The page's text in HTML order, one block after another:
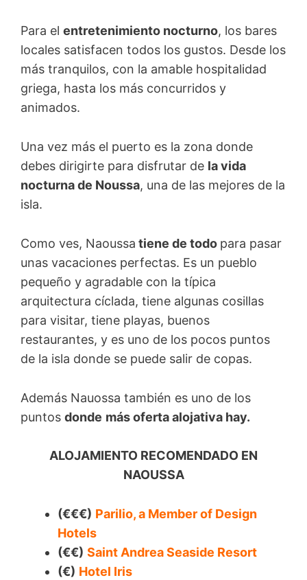
Para el entretenimiento nocturno, los bares
locales satisfacen todos los gustos. Desde los
más tranquilos, con la amable hospitalidad
griega, hasta los más concurridos y
animados.
Una vez más el puerto es la zona donde
debes dirigirte para disfrutar de la vida
nocturna de Noussa, una de las mejores de la
isla.
Como ves, Naoussa tiene de todo para pasar
unas vacaciones perfectas. Es un pueblo
pequeño y agradable con la típica
arquitectura cíclada, tiene algunas cosillas
para visitar, tiene playas, buenos
restaurantes, y es uno de los pocos puntos
de la isla donde se puede salir de copas.
Además Nauossa también es uno de los
puntos donde más oferta alojativa hay.
ALOJAMIENTO RECOMENDADO EN
NAOUSSA
(€€€) Parilio, a Member of Design
Hotels
(€€) Saint Andrea Seaside Resort
(€) Hotel Iris